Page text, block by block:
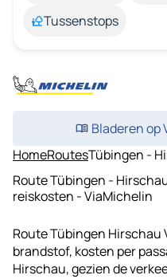
Tussenstops
Bladeren op
HomeRoutesTübingen -
Route Tübingen -
reiskosten - ViaMichelin
Route Tübingen
brandstof, kosten per
Hirschau, gezien de